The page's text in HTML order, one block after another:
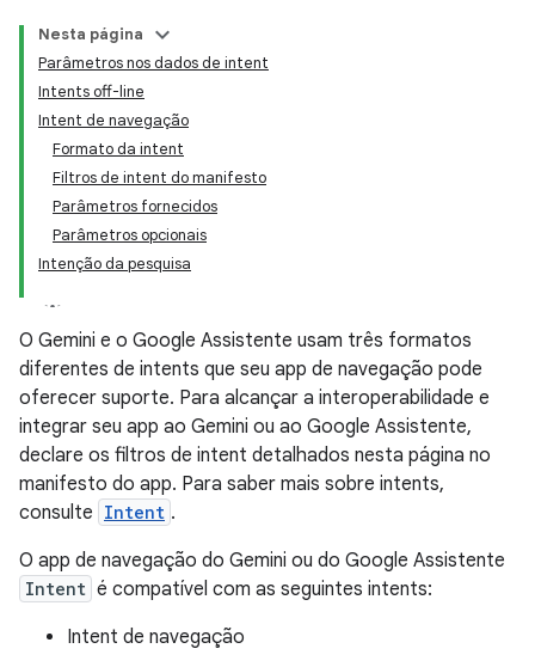
Nesta página
Parâmetros nos dados de intent
Intents off-line
Intent de navegação
Formato da intent
Filtros de intent do manifesto
Parâmetros fornecidos
Parâmetros opcionais
Intenção da pesquisa
O Gemini e o Google Assistente usam três formatos
diferentes de intents que seu app de navegação pode
oferecer suporte. Para alcançar a interoperabilidade e
integrar seu app ao Gemini ou ao Google Assistente,
declare os filtros de intent detalhados nesta página no
manifesto do app. Para saber mais sobre intents,
consulte Intent .
O app de navegação do Gemini ou do Google Assistente
Intent é compatível com as seguintes intents:
Intent de navegação